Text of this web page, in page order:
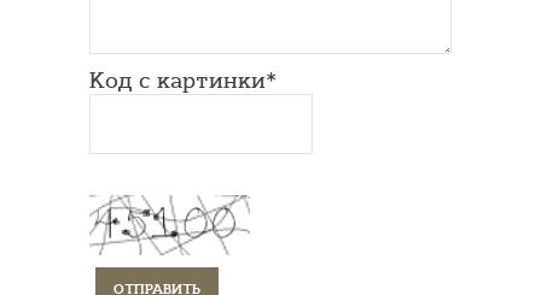
Код с картинки*